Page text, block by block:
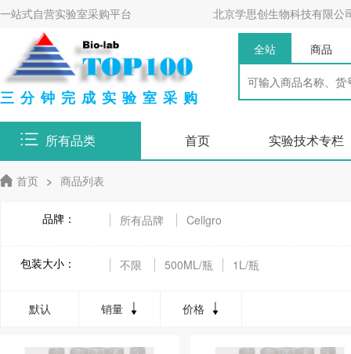
一站式自营实验室采购平台 北京学思创生物科技有限公
三分钟完成实验室采购
全站 商品
所有品类 首页 实验技术专栏
首页 > 商品列表
品牌： 所有品牌 Cellgro
包装大小： 不限 500ML/瓶 1L/瓶
默认 销量 价格